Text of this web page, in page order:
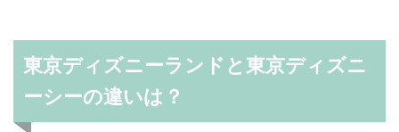
東京ディズニーランドと東京ディズニ
ーシーの違いは？